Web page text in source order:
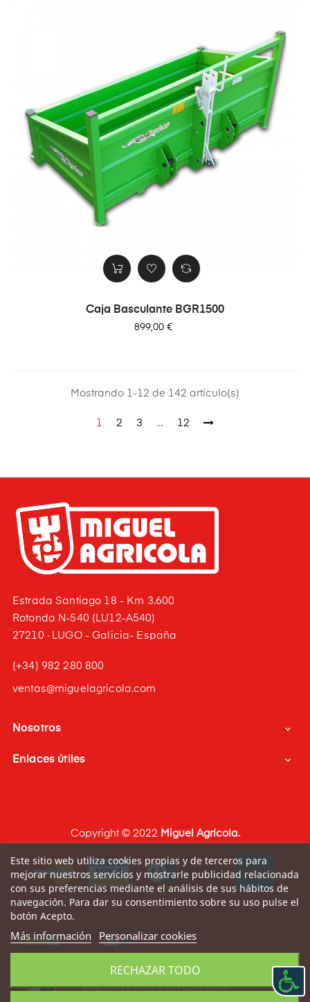
Caja Basculante BGR1500
Precio
899,00 €
Mostrando 1-12 de 142 artículo(s)
2 3 … 12
Estrada Santiago 18 - Km 3.600
Rotonda N-540 (LU12-A540)
27210 · LUGO - Galicia- España
(+34) 982 280 800
ventas@miguelagricola.com
Nosotros 
Enlaces útiles 
Copyright © 2022 Miguel Agrícola.
SOLICITAR DESISTIMIENTO
Este sitio web utiliza cookies propias y de terceros para
mejorar nuestros servicios y mostrarle publicidad relacionada
con sus preferencias mediante el análisis de sus hábitos de
navegación. Para dar su consentimiento sobre su uso pulse el
botón Acepto.
Más información Personalizar cookies
RECHAZAR TODO
0